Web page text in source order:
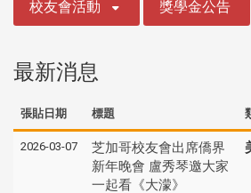
校友會活動 獎學金公告
最新消息
張貼日期 標題
2026-03-07
芝加哥校友會出席僑界
新年晚會 盧秀琴邀大家
一起看《大濛》